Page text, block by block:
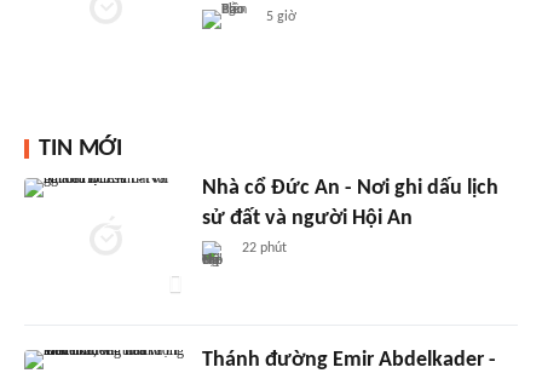
5 giờ
TIN MỚI
Nhà cổ Đức An - Nơi ghi dấu lịch
sử đất và người Hội An
22 phút
Thánh đường Emir Abdelkader -